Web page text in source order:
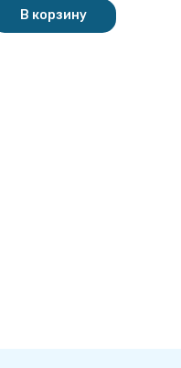
В корзину